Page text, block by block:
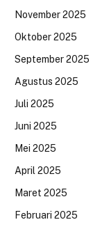
November 2025
Oktober 2025
September 2025
Agustus 2025
Juli 2025
Juni 2025
Mei 2025
April 2025
Maret 2025
Februari 2025